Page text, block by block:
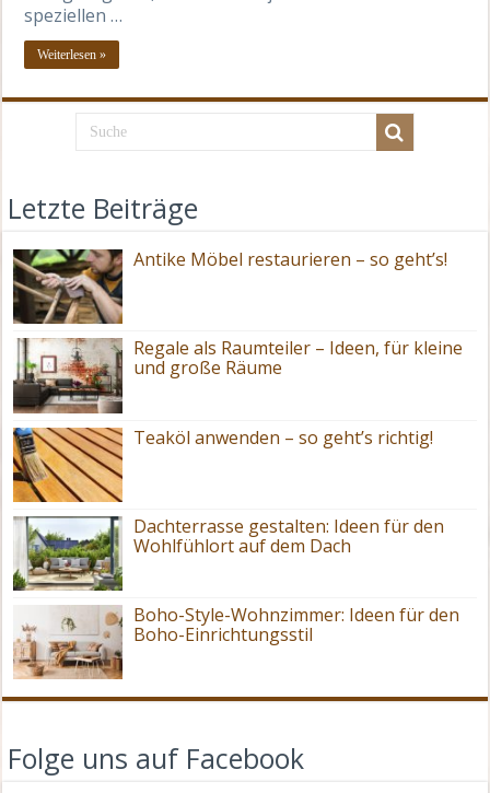
speziellen …
Weiterlesen »
Letzte Beiträge
Antike Möbel restaurieren – so geht’s!
Regale als Raumteiler – Ideen, für kleine
und große Räume
Teaköl anwenden – so geht’s richtig!
Dachterrasse gestalten: Ideen für den
Wohlfühlort auf dem Dach
Boho-Style-Wohnzimmer: Ideen für den
Boho-Einrichtungsstil
Folge uns auf Facebook